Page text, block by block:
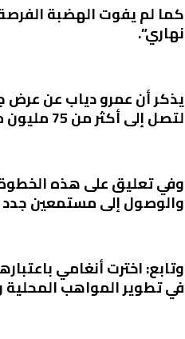
كما لم يفوت الهضبة الفرصة
نهاري”.
يذكر أن عمرو دياب عن عرض
لتصل إلى أكثر من 75 مليون مستمع من مستخدمي المنصة الشهيرة.
وفي تعليق على هذه
والوصول إلى مستمعين جدد
وتابع: اخترت أنغامي
في تطوير المواهب